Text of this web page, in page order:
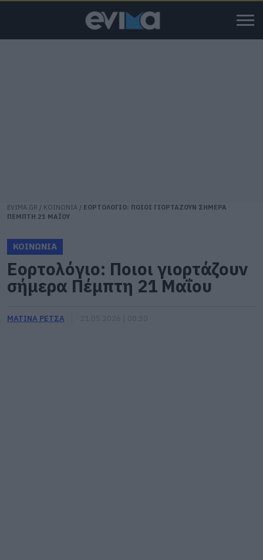
EVIMA.GR / ΚΟΙΝΩΝΙΑ / ΕΟΡΤΟΛΟΓΙΟ: ΠΟΙΟΙ ΓΙΟΡΤΑΖΟΥΝ ΣΗΜΕΡΑ
ΠΕΜΠΤΗ 21 ΜΑΪΟΥ
ΚΟΙΝΩΝΙΑ
Εορτολόγιο: Ποιοι γιορτάζουν
σήμερα Πέμπτη 21 Μαΐου
ΜΑΤΙΝΑ ΡΕΤΣΑ